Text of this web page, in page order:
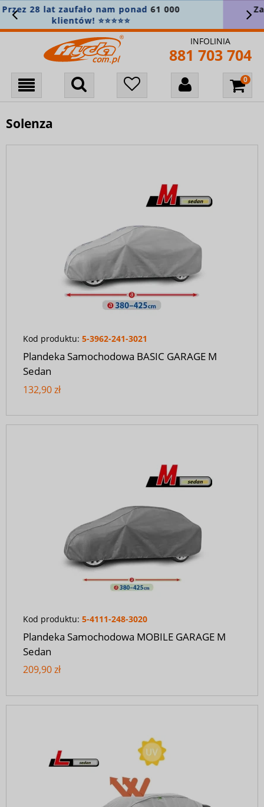
Załóż konto i zapisz się do newslettera, aby
nie przegapić nowości! 🎁
INFOLINIA
881 703 704
Solenza
Kod produktu: 5-3962-241-3021
Plandeka Samochodowa BASIC GARAGE M
Sedan
132,90 zł
Kod produktu: 5-4111-248-3020
Plandeka Samochodowa MOBILE GARAGE M
Sedan
209,90 zł